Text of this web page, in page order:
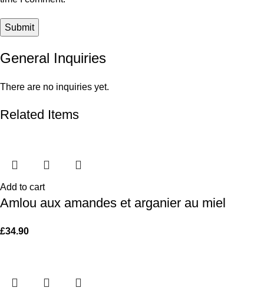
General Inquiries
There are no inquiries yet.
Related Items
Add to cart
Amlou aux amandes et arganier au miel
£34.90